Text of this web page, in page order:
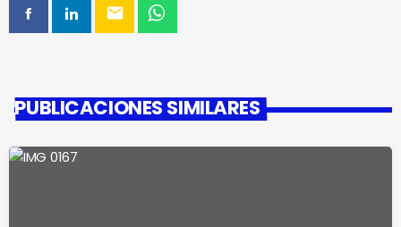
email
PUBLICACIONES SIMILARES